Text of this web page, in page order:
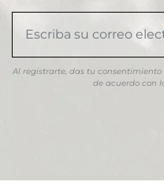
Al registrarte, das tu
de acuerdo con